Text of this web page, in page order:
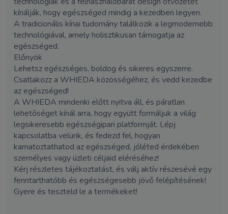
kínálják, hogy egészséged mindig a kezedben legyen.
A tradicionális kínai tudomány találkozik a legmodernebb
technológiával, amely holisztikusan támogatja az
egészséged.
Előnyök
Lehetsz egészséges, boldog és sikeres egyszerre.
Csatlakozz a WHIEDA közösségéhez, és vedd kezedbe
az egészséged!
A WHIEDA mindenki előtt nyitva áll, és páratlan
lehetőséget kínál arra, hogy együtt formáljuk a világ
legsikeresebb egészségipari platformját. Lépj
kapcsolatba velünk, és fedezd fel, hogyan
kamatoztathatod az egészséged, jóléted érdekében
személyes vagy üzleti céljaid eléréséhez!
Kérj részletes tájékoztatást, és válj aktív részesévé egy
fenntarthatóbb és egészségesebb jövő felépítésének!
Gyere és teszteld le a termékeket!